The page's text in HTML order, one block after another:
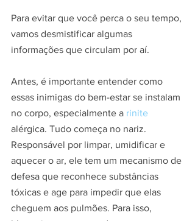
Para evitar que você perca o seu tempo,
vamos desmistificar algumas
informações que circulam por aí.
Antes, é importante entender como
essas inimigas do bem-estar se instalam
no corpo, especialmente a rinite
alérgica. Tudo começa no nariz.
Responsável por limpar, umidificar e
aquecer o ar, ele tem um mecanismo de
defesa que reconhece substâncias
tóxicas e age para impedir que elas
cheguem aos pulmões. Para isso,